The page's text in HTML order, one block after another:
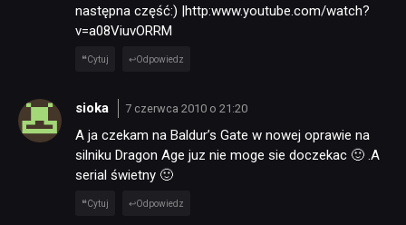
następna część:) |http:www.youtube.com/watch?
v=a08ViuvORRM
Cytuj Odpowiedz
sioka 7 czerwca 2010 o 21:20
A ja czekam na Baldur’s Gate w nowej oprawie na
silniku Dragon Age juz nie moge sie doczekac 🙂 .A
serial świetny 🙂
Cytuj Odpowiedz